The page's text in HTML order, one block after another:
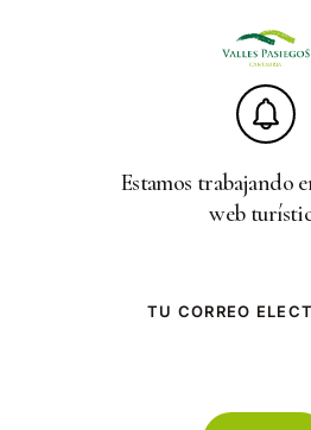
Estamos trabajando
web
TU CORREO